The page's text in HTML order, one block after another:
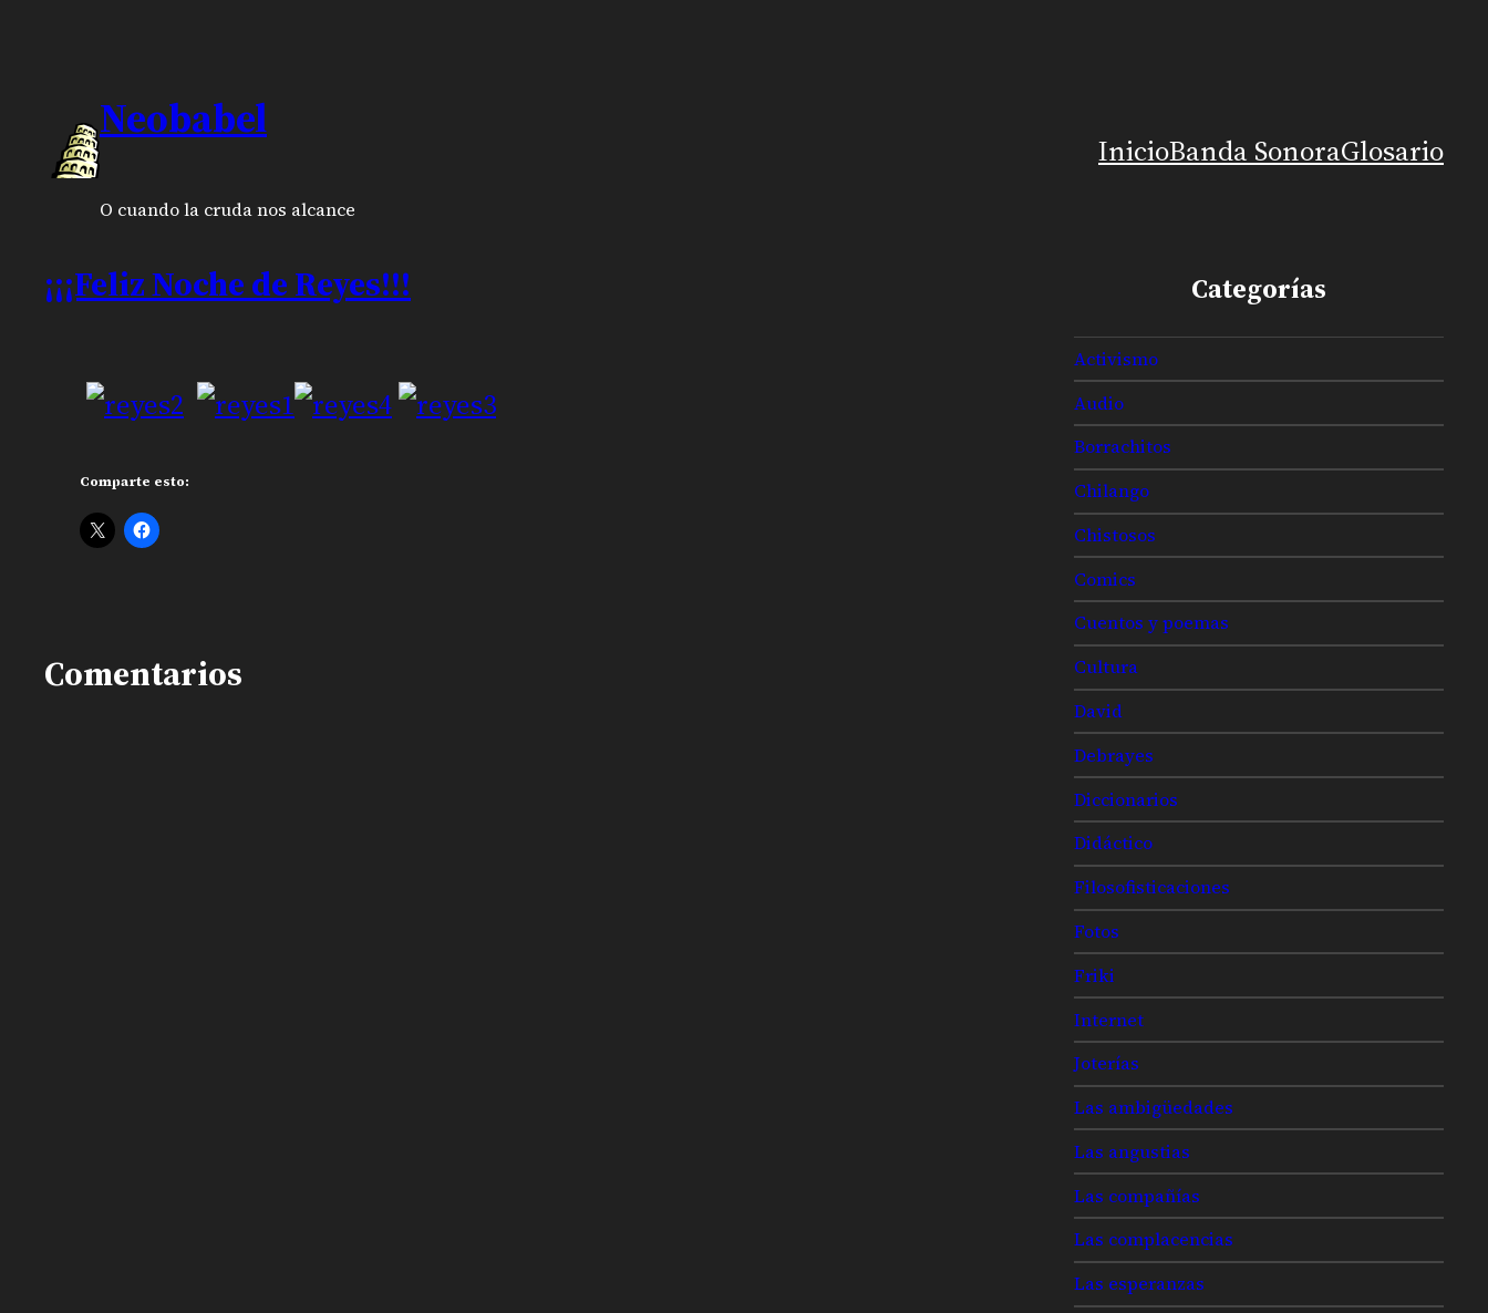
Neobabel
O cuando la cruda nos alcance
InicioBanda SonoraGlosario
¡¡¡Feliz Noche de Reyes!!!
Comparte esto:
Comentarios
Categorías
Activismo
Audio
Borrachitos
Chilango
Chistosos
Comics
Cuentos y poemas
Cultura
David
Debrayes
Diccionarios
Didáctico
Filosofisticaciones
Fotos
Friki
Internet
Joterías
Las ambigüedades
Las angustias
Las compañías
Las complacencias
Las esperanzas